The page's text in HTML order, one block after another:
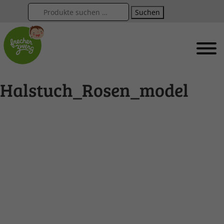
Suchen
Halstuch_Rosen_model